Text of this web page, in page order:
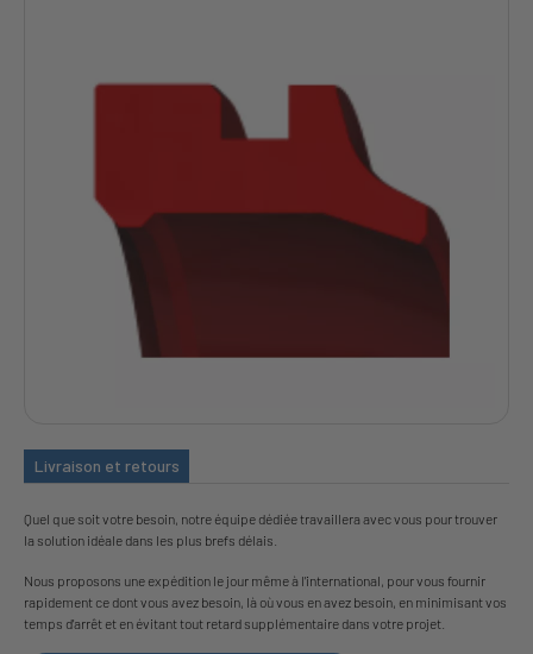
Livraison et retours
Quel que soit votre besoin, notre équipe dédiée travaillera avec vous pour trouver
la solution idéale dans les plus brefs délais.
Nous proposons une expédition le jour même à l'international, pour vous fournir
rapidement ce dont vous avez besoin, là où vous en avez besoin, en minimisant vos
temps d'arrêt et en évitant tout retard supplémentaire dans votre projet.